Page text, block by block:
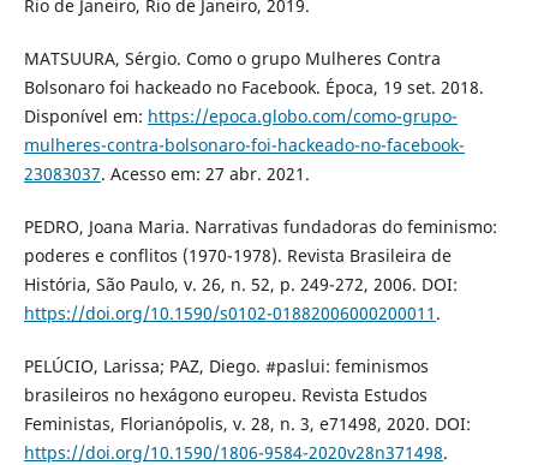
Rio de Janeiro, Rio de Janeiro, 2019.
MATSUURA, Sérgio. Como o grupo Mulheres Contra
Bolsonaro foi hackeado no Facebook. Época, 19 set. 2018.
Disponível em: https://epoca.globo.com/como-grupo-
mulheres-contra-bolsonaro-foi-hackeado-no-facebook-
23083037. Acesso em: 27 abr. 2021.
PEDRO, Joana Maria. Narrativas fundadoras do feminismo:
poderes e conflitos (1970-1978). Revista Brasileira de
História, São Paulo, v. 26, n. 52, p. 249-272, 2006. DOI:
https://doi.org/10.1590/s0102-01882006000200011 .
PELÚCIO, Larissa; PAZ, Diego. #paslui: feminismos
brasileiros no hexágono europeu. Revista Estudos
Feministas, Florianópolis, v. 28, n. 3, e71498, 2020. DOI:
https://doi.org/10.1590/1806-9584-2020v28n371498.